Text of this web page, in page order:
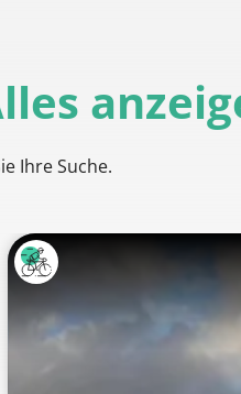
Ihre Suche.